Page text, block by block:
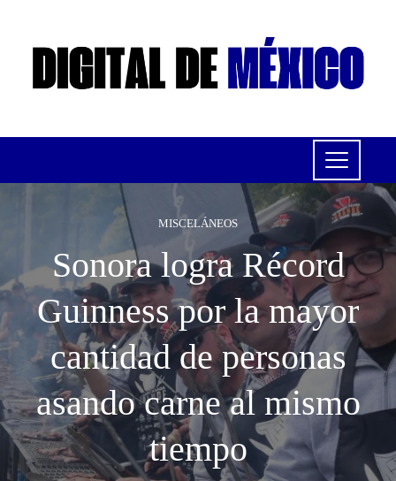
MISCELÁNEOS
Sonora logra Récord
Guinness por la mayor
cantidad de personas
asando carne al mismo
tiempo